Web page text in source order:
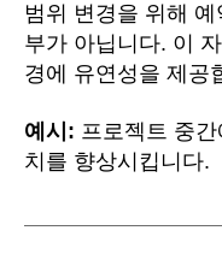
범위 변경을 위해
부가 아닙니다. 이
경에 유연성을 제공
예시: 프로젝트 중
치를 향상시킵니다.